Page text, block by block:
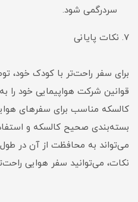
سردرگمی شود.
7. نکات پایانی
برای سفر راحت‌تر با کودک خود،
قوانین شرکت هواپیمایی خود
کالسکه مناسب برای سفرهای
بسته‌بندی صحیح کالسکه و
می‌تواند به محافظت از آن در
نکات، می‌توانید سفر هوایی